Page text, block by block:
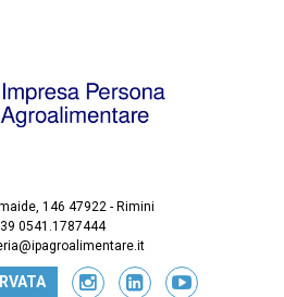
146 47922 - Rimini
0541.1787444